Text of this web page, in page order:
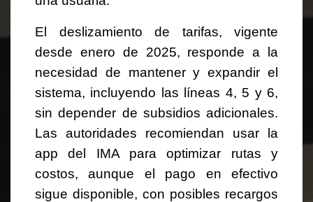
El deslizamiento de tarifas, vigente
desde enero de 2025, responde a la
necesidad de mantener y expandir el
sistema, incluyendo las líneas 4, 5 y 6,
sin depender de subsidios adicionales.
Las autoridades recomiendan usar la
app del IMA para optimizar rutas y
costos, aunque el pago en efectivo
sigue disponible, con posibles recargos